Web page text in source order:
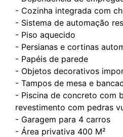
- ⁠Cozinha integrada com
- ⁠Sistema de automação
- ⁠Piso aquecido
- ⁠Persianas e cortinas
- ⁠Papéis de parede
- ⁠Objetos decorativos
- ⁠Tampos de mesa e
- ⁠Piscina de concreto com
revestimento com pedras
- ⁠Garagem para 4 carros
- ⁠Área privativa 400 M²